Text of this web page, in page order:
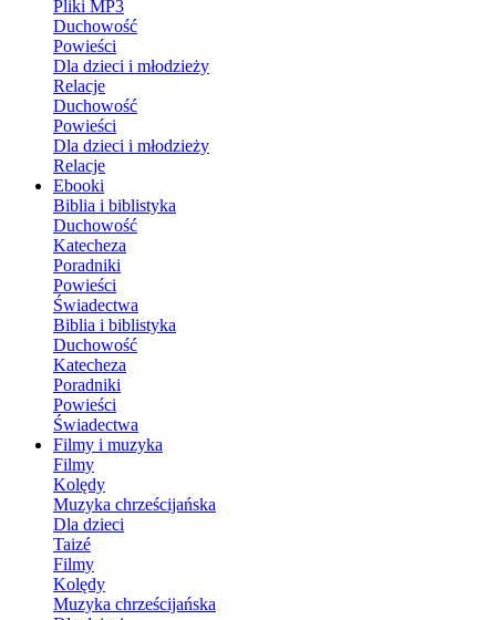
Pliki MP3
Duchowość
Powieści
Dla dzieci i młodzieży
Relacje
Duchowość
Powieści
Dla dzieci i młodzieży
Relacje
Ebooki
Biblia i biblistyka
Duchowość
Katecheza
Poradniki
Powieści
Świadectwa
Biblia i biblistyka
Duchowość
Katecheza
Poradniki
Powieści
Świadectwa
Filmy i muzyka
Filmy
Kolędy
Muzyka chrześcijańska
Dla dzieci
Taizé
Filmy
Kolędy
Muzyka chrześcijańska